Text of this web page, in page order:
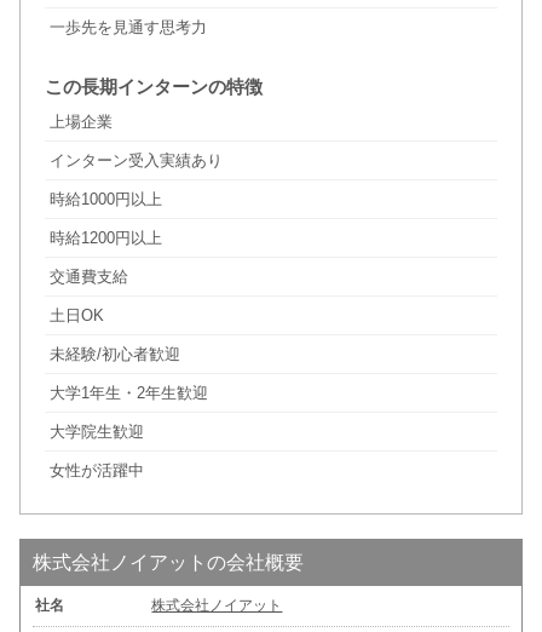
一歩先を見通す思考力
この長期インターンの特徴
上場企業
インターン受入実績あり
時給1000円以上
時給1200円以上
交通費支給
土日OK
未経験/初心者歓迎
大学1年生・2年生歓迎
大学院生歓迎
女性が活躍中
株式会社ノイアットの会社概要
社名 株式会社ノイアット